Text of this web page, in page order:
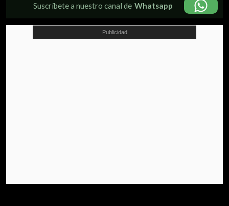
Suscríbete a nuestro canal de Whatsapp